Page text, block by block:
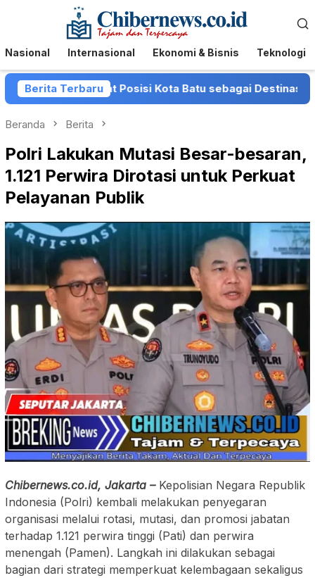
Menu
Mobile
Nasional Internasional Ekonomi & Bisnis Teknologi
Berita Terbaru
Perkuat Posisi Kota Batu sebagai Destinasi Festival
Beranda Berita
Polri Lakukan Mutasi Besar-besaran,
1.121 Perwira Dirotasi untuk Perkuat
Pelayanan Publik
Chibernews.co.id, Jakarta –Kepolisian Negara Republik
Indonesia (Polri) kembali melakukan penyegaran
organisasi melalui rotasi, mutasi, dan promosi jabatan
terhadap 1.121 perwira tinggi (Pati) dan perwira
menengah (Pamen). Langkah ini dilakukan sebagai
bagian dari strategi memperkuat kelembagaan sekaligus